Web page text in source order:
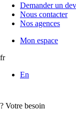
Demander un
Nous contacter
Nos agences
Mon espace
fr
En
? Votre besoin